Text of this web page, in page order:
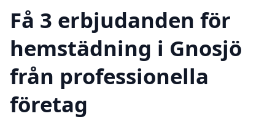
Få 3 erbjudanden för
hemstädning i Gnosjö
från professionella
företag